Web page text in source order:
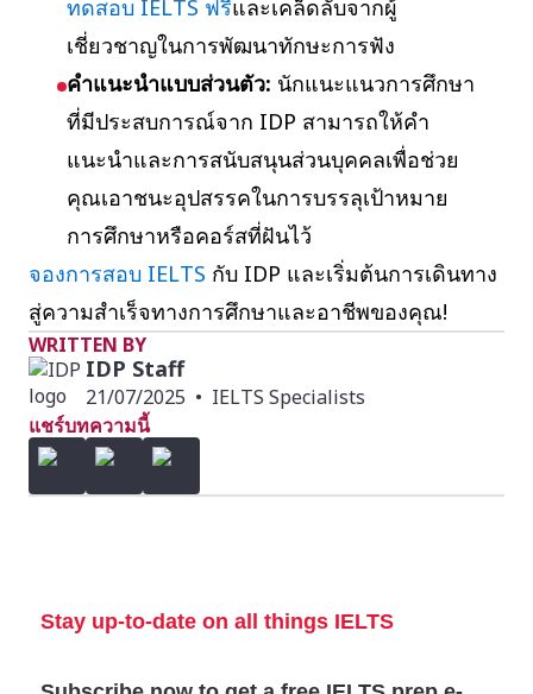
ทดสอบ IELTS ฟรีและเคล็ดลับจากผู้
เชี่ยวชาญในการพัฒนาทักษะการฟัง
คำแนะนำแบบส่วนตัว: นักแนะแนวการศึกษา
ที่มีประสบการณ์จาก IDP สามารถให้คำ
แนะนำและการสนับสนุนส่วนบุคคลเพื่อช่วย
คุณเอาชนะอุปสรรคในการบรรลุเป้าหมาย
การศึกษาหรือคอร์สที่ฝันไว้
จองการสอบ IELTS กับ IDP และเริ่มต้นการเดินทาง
สู่ความสำเร็จทางการศึกษาและอาชีพของคุณ!
WRITTEN BY
IDP Staff
21/07/2025 • IELTS Specialists
แชร์บทความนี้